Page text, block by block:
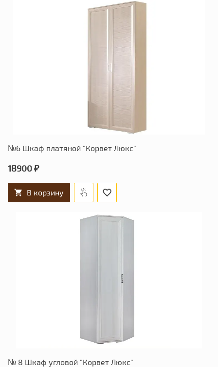
№6 Шкаф платяной "Корвет Люкс"
18900 ₽
В корзину
№ 8 Шкаф угловой "Корвет Люкс"